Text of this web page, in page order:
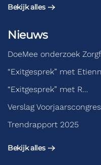
Bekijk alles
Nieuws
DoeMee onderzoek
“Exitgesprek” met
“Exitgesprek” met R…
Verslag
Trendrapport 2025
Bekijk alles